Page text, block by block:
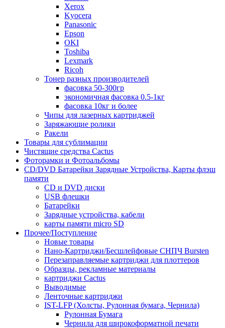
Xerox
Kyocera
Panasonic
Epson
OKI
Toshiba
Lexmark
Ricoh
Тонер разных производителей
фасовка 50-300гр
экономичная фасовка 0.5-1кг
фасовка 10кг и более
Чипы для лазерных картриджей
Заряжающие ролики
Ракели
Товары для сублимации
Чистящие средства Cactus
Фоторамки и Фотоальбомы
CD/DVD Батарейки Зарядные Устройства, Карты флэш
памяти
CD и DVD диски
USB флешки
Батарейки
Зарядные устройства, кабели
карты памяти micro SD
Прочее/Поступление
Новые товары
Нано-Картриджи/Бесшлейфовые СНПЧ Bursten
Перезаправляемые картриджи для плоттеров
Образцы, рекламные материалы
картриджи Cactus
Выводимые
Ленточные картриджи
IST-LFP (Холсты, Рулонная бумага, Чернила)
Рулонная Бумага
Чернила для широкоформатной печати